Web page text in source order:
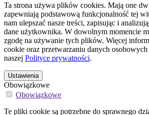
Ta strona używa plików cookies. Mają one
zapewniają podstawową funkcjonalność tej
nam ulepszać nasze treści, zapisując i
dane użytkownika. W dowolnym momencie
zgodę na używanie tych plików. Więcej
cookie oraz przetwarzaniu danych
naszej Polityce prywatności.
Ustawienia
Obowiązkowe
Obowiązkowe
Te pliki cookie są potrzebne do sprawnego